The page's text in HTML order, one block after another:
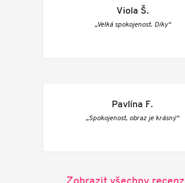
Viola Š.
„Velká spokojenost. Díky“
Pavlína F.
„Spokojenost, obraz je krásný“